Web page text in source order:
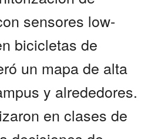
sensores low-
bicicletas de
un mapa de alta
y alrededores.
en clases de